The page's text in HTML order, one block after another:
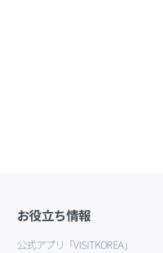
お役立ち情報
公式アプリ「VISITKOREA」